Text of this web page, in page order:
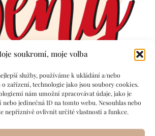
soukromí, moje volba
služby, používáme k ukládání a/nebo
zařízení, technologie jako jsou soubory cookies.
nám umožní zpracovávat údaje, jako je
jedinečná ID na tomto webu. Nesouhlas nebo
nepříznivě ovlivnit určité vlastnosti a funkce.